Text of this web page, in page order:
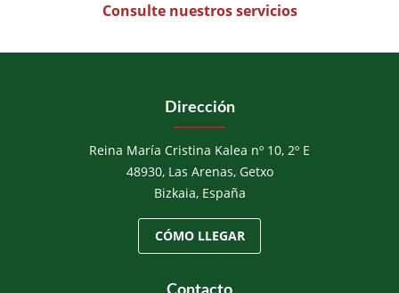
Consulte nuestros servicios
Dirección
Reina María Cristina Kalea nº 10, 2º E
48930, Las Arenas, Getxo
Bizkaia, España
CÓMO LLEGAR
Contacto